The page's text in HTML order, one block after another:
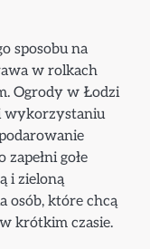
sposobu na
w rolkach
Ogrody w Łodzi
wykorzystaniu
gołe
i zieloną
osób, które chcą
krótkim czasie.